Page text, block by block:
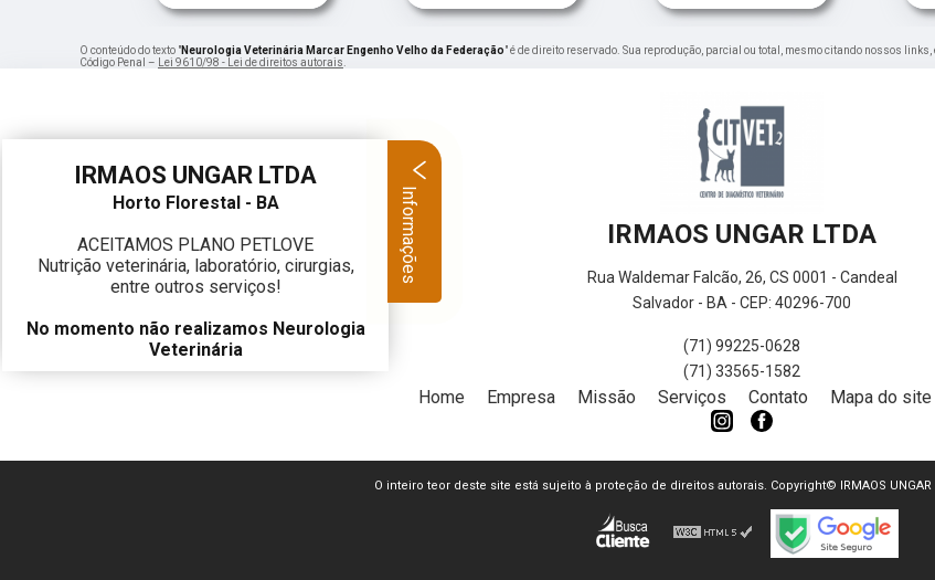
O conteúdo do texto "Neurologia Veterinária Marcar Engenho Velho da Federação" é de direito reservado. Sua reprodução, parcial ou total, mesmo citando nossos
Código Penal –
Lei 9610/98 - Lei de direitos autorais
IRMAOS UNGAR LTDA
Rua Waldemar Falcão, 26, CS 0001 - Candeal
Salvador - BA - CEP: 40296-700
(71) 99225-0628
(71) 33565-1582
Home Empresa Missão Serviços Contato Mapa do site
O inteiro teor deste site está sujeito à proteção de direitos autorais. Copyright© IRMAOS UNGAR
IRMAOS UNGAR LTDA
Horto Florestal - BA
ACEITAMOS PLANO PETLOVE
Nutrição veterinária, laboratório, cirurgias,
entre outros serviços!
No momento não realizamos Neurologia
Veterinária
Informações